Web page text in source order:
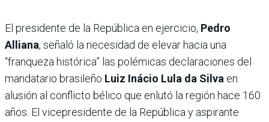
El presidente de la República en ejercicio, Pedro
Alliana, señaló la necesidad de elevar hacia una
“franqueza histórica” las polémicas declaraciones del
mandatario brasileño Luiz Inácio Lula da Silva en
alusión al conflicto bélico que enlutó la región hace 160
años. El vicepresidente de la República y aspirante